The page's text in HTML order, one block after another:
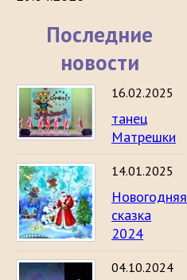
Последние
новости
16.02.2025
танец
Матрешки
14.01.2025
Новогодняя
сказка
2024
04.10.2024